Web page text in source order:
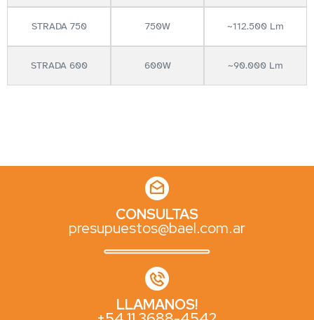
STRADA 750 750W ~112.500 Lm
STRADA 600 600W ~90.000 Lm
CONSULTAS
presupuestos@bael.com.ar
LLAMANOS!